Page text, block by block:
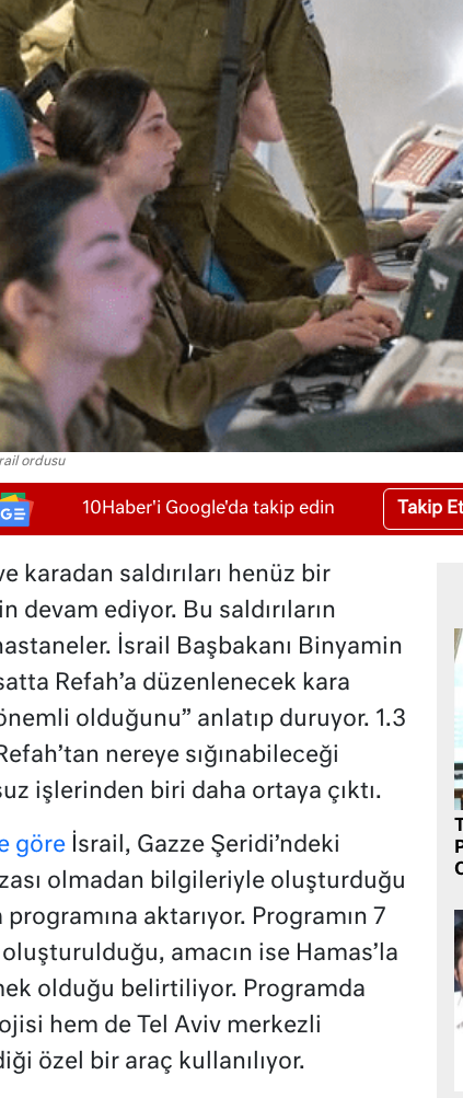
ordusu
10Haber'i Google'da takip edin Takip Et
karadan saldırıları henüz bir
devam ediyor. Bu saldırıların
İsrail Başbakanı Binyamin
Refah’a düzenlenecek kara
olduğunu” anlatıp duruyor. 1.3
nereye sığınabileceği
işlerinden biri daha ortaya çıktı.
göreİsrail, Gazze Şeridi’ndeki
olmadan bilgileriyle oluşturduğu
aktarıyor. Programın 7
oluşturulduğu, amacın ise Hamas’la
olduğu belirtiliyor. Programda
hem de Tel Aviv merkezli
özel bir araç kullanılıyor.